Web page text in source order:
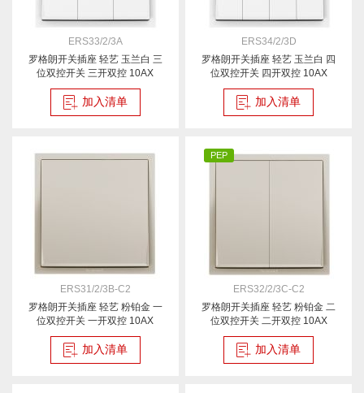
ERS33/2/3A
罗格朗开关插座 轻艺 玉兰白 三
位双控开关 三开双控 10AX
加入清单
ERS34/2/3D
罗格朗开关插座 轻艺 玉兰白 四
位双控开关 四开双控 10AX
加入清单
ERS31/2/3B-C2
罗格朗开关插座 轻艺 粉铂金 一
位双控开关 一开双控 10AX
加入清单
PEP
ERS32/2/3C-C2
罗格朗开关插座 轻艺 粉铂金 二
位双控开关 二开双控 10AX
加入清单